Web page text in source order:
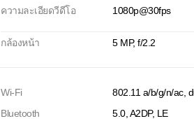
ความละเอียดวีดีโอ
1080p@30fps
กล้องหน้า 5 MP, f/2.2
Wi-Fi
802.11 a/b/g/n/ac,
Bluetooth
5.0, A2DP, LE